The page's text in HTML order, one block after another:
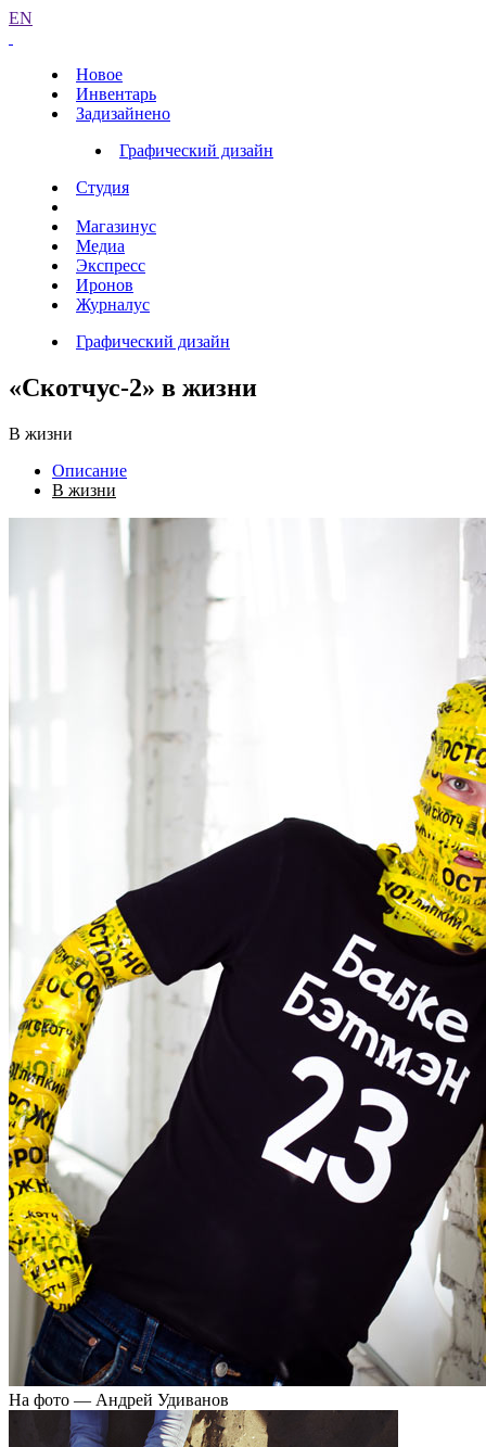
EN
Новое
Инвентарь
Задизайнено
Графический дизайн
Студия
Магазинус
Медиа
Экспресс
Иронов
Журналус
Графический дизайн
«Скотчус-2» в жизни
В жизни
Описание
В жизни
На фото — Андрей Удиванов